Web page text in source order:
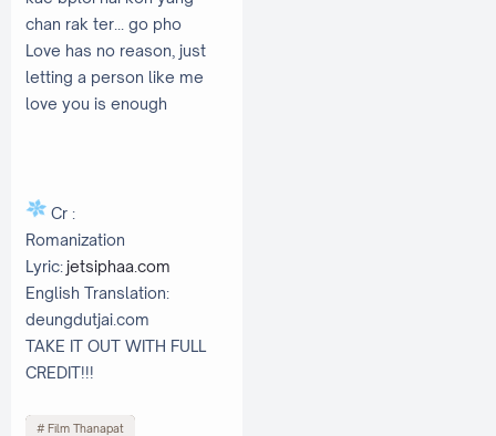
chan rak ter... go pho
Love has no reason, just
letting a person like me
love you is enough
Cr :
Romanization
Lyric:jetsiphaa.com
English Translation:
deungdutjai.com
TAKE IT OUT WITH FULL
CREDIT!!!
Film Thanapat